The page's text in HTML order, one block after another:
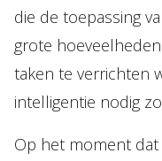
die de toepassing
grote
taken te verrichten
intelligentie nodig
Op het moment